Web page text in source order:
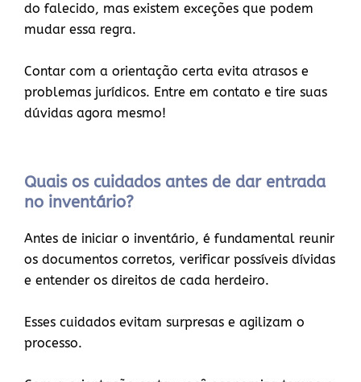
do falecido, mas existem exceções que podem
mudar essa regra.
Contar com a orientação certa evita atrasos e
problemas jurídicos. Entre em contato e tire suas
dúvidas agora mesmo!
Quais os cuidados antes de dar entrada
no inventário?
Antes de iniciar o inventário, é fundamental reunir
os documentos corretos, verificar possíveis dívidas
e entender os direitos de cada herdeiro.
Esses cuidados evitam surpresas e agilizam o
processo.